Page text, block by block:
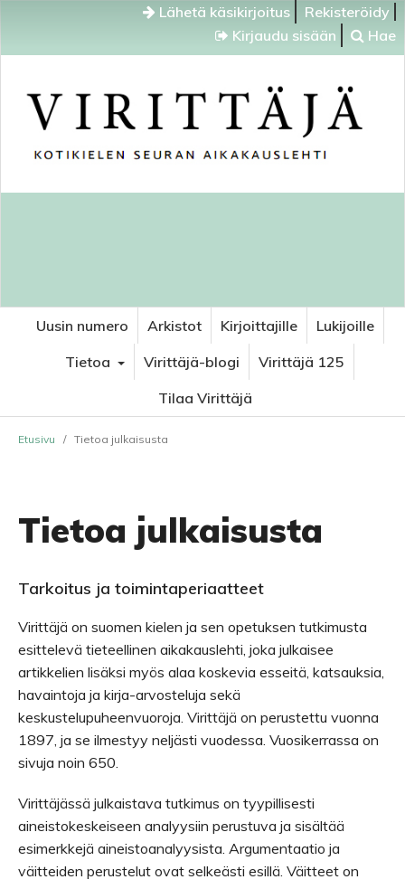
Lähetä käsikirjoitus
Rekisteröidy
Kirjaudu sisään
Hae
Uusin numero Arkistot Kirjoittajille
Lukijoille
Tietoa
Virittäjä-blogi
Virittäjä 125
Tilaa Virittäjä
Etusivu / Tietoa julkaisusta
Tietoa julkaisusta
Tarkoitus ja toimintaperiaatteet
Virittäjä on suomen kielen ja sen opetuksen tutkimusta
esittelevä tieteellinen aikakauslehti, joka julkaisee
artikkelien lisäksi myös alaa koskevia esseitä, katsauksia,
havaintoja ja kirja-arvosteluja sekä
keskustelupuheenvuoroja. Virittäjä on perustettu vuonna
1897, ja se ilmestyy neljästi vuodessa. Vuosikerrassa on
sivuja noin 650.
Virittäjässä julkaistava tutkimus on tyypillisesti
aineistokeskeiseen analyysiin perustuva ja sisältää
esimerkkejä aineistoanalyysista. Argumentaatio ja
väitteiden perustelut ovat selkeästi esillä. Väitteet on